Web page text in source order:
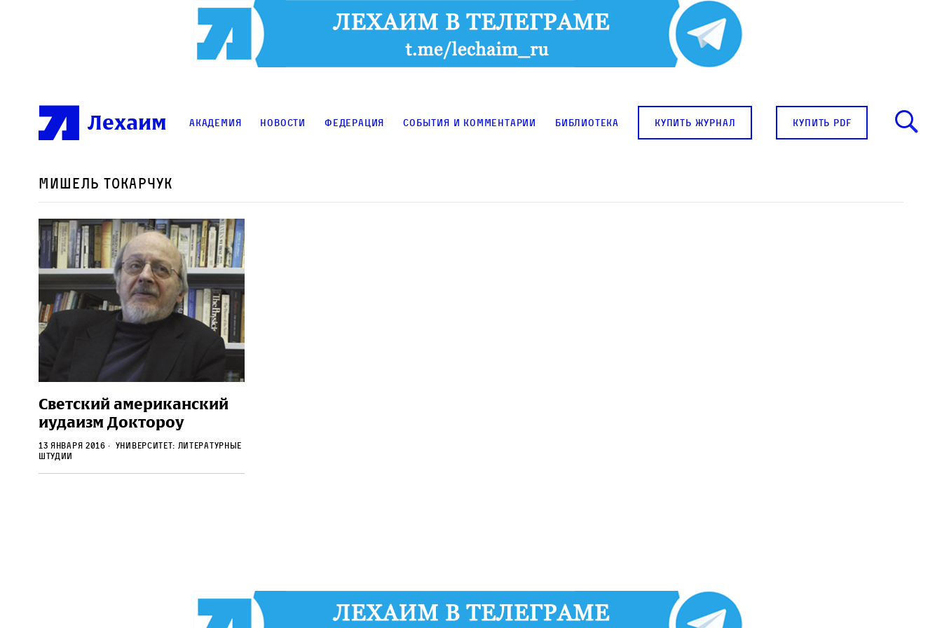
Лехаим Академия Новости Федерация События и комментарии Библиотека купить журнал купить pdf
Мишель Токарчук
Светский американский
иудаизм Доктороу
13 января 2016
Университет: Литературные
штудии